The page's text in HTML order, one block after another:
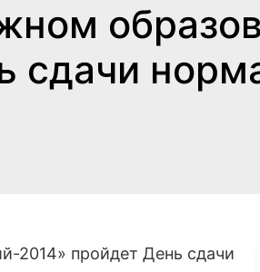
сдачи
2014» пройдет День сдачи